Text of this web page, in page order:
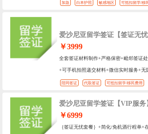
加急 白本护照 敏感地区 可抵扣留学/移
爱沙尼亚留学签证【签证无忧
￥3999
全套签证材料制作+严格保密+毗邻签证
+可手机拍照递交材料+微信实时服务+无
陪同签证 代取签证 可抵扣留学/移民费用
爱沙尼亚留学签证【VIP服务
￥6999
｛签证无忧套餐｝+简化/免机酒行程单+